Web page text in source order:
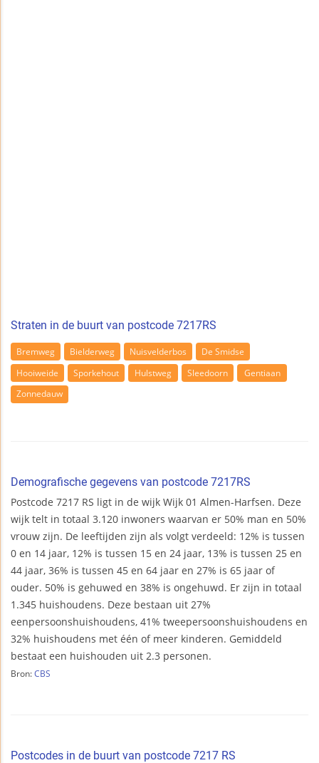
Straten in de buurt van postcode 7217RS
Bremweg Bielderweg Nuisvelderbos
De Smidse
Hooiweide
Sporkehout Hulstweg Sleedoorn
Gentiaan
Zonnedauw
Demografische gegevens van postcode 7217RS
Postcode 7217 RS ligt in de wijk Wijk 01 Almen-Harfsen. Deze
wijk telt in totaal 3.120 inwoners waarvan er 50% man en 50%
vrouw zijn. De leeftijden zijn als volgt verdeeld: 12% is tussen
0 en 14 jaar, 12% is tussen 15 en 24 jaar, 13% is tussen 25 en
44 jaar, 36% is tussen 45 en 64 jaar en 27% is 65 jaar of
ouder. 50% is gehuwed en 38% is ongehuwd. Er zijn in totaal
1.345 huishoudens. Deze bestaan uit 27%
eenpersoonshuishoudens, 41% tweepersoonshuishoudens en
32% huishoudens met één of meer kinderen. Gemiddeld
bestaat een huishouden uit 2.3 personen.
Bron: CBS
Postcodes in de buurt van postcode 7217 RS